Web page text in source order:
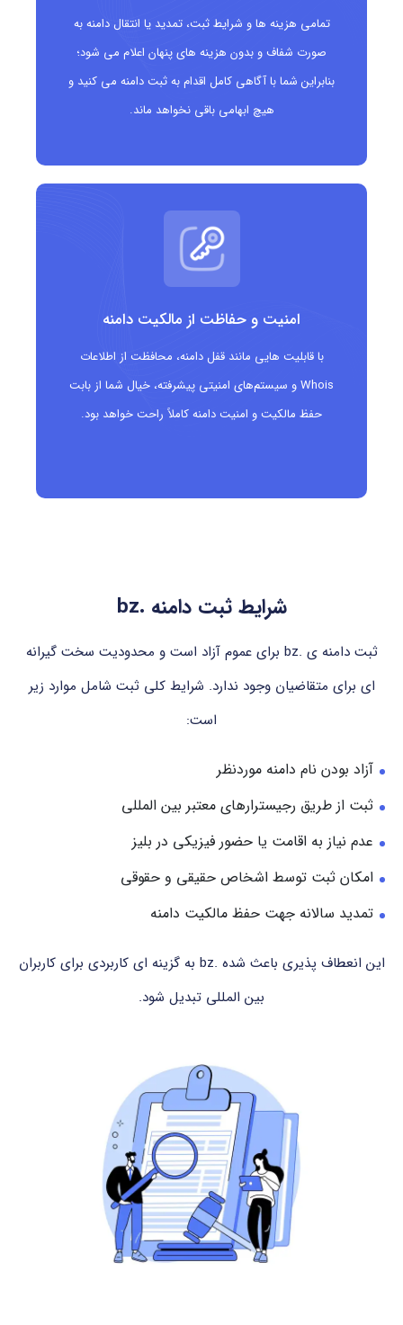
تمامی هزینه ها و شرایط ثبت، تمدید یا انتقال دامنه به
صورت شفاف و بدون هزینه های پنهان اعلام می شود؛
بنابراین شما با آگاهی کامل اقدام به ثبت دامنه می کنید و
هیچ ابهامی باقی نخواهد ماند.
امنیت و حفاظت از مالکیت دامنه
با قابلیت هایی مانند قفل دامنه، محافظت از اطلاعات
Whois و سیستم‌های امنیتی پیشرفته، خیال شما از بابت
حفظ مالکیت و امنیت دامنه کاملاً راحت خواهد بود.
شرایط ثبت دامنه .bz
ثبت دامنه ی .bz برای عموم آزاد است و محدودیت سخت گیرانه
ای برای متقاضیان وجود ندارد. شرایط کلی ثبت شامل موارد زیر
است:
آزاد بودن نام دامنه موردنظر
ثبت از طریق رجیسترارهای معتبر بین المللی
عدم نیاز به اقامت یا حضور فیزیکی در بلیز
امکان ثبت توسط اشخاص حقیقی و حقوقی
تمدید سالانه جهت حفظ مالکیت دامنه
این انعطاف پذیری باعث شده .bz به گزینه ای کاربردی برای کاربران
بین المللی تبدیل شود.